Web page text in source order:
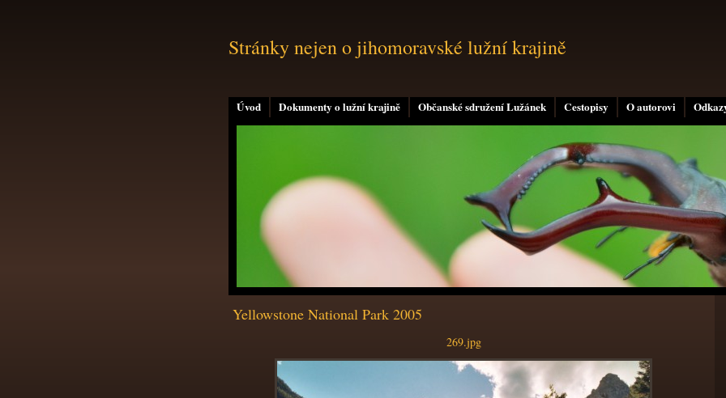
Úvod Dokumenty o lužní krajině Občanské sdružení Lužánek Cestopisy O autorovi
Stránky nejen o jihomoravské lužní krajině
Yellowstone National Park 2005
269.jpg